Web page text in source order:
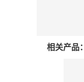
相关产品：